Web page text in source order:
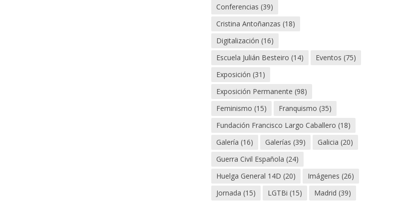
Conferencias (39)
Cristina Antoñanzas (18)
Digitalización (16)
Escuela Julián Besteiro (14) Eventos (75)
Exposición (31)
Exposición Permanente (98)
Feminismo (15) Franquismo (35)
Fundación Francisco Largo Caballero (18)
Galería (16) Galerías (39) Galicia (20)
Guerra Civil Española (24)
Huelga General 14D (20) Imágenes (26)
Jornada (15) LGTBi (15) Madrid (39)